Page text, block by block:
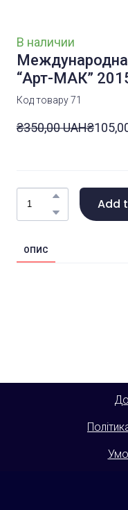
В наличии
“Арт-МАК”
Код товару 71
₴350,00 UAH
Add
ОПИС